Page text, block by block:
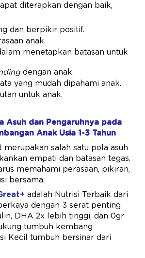
diterapkan dengan baik,
dan berpikir positif.
anak.
menetapkan batasan untuk
dengan anak.
yang mudah dipahami anak.
untuk anak.
Asuh dan Pengaruhnya pada
Anak Usia 1-3 Tahun
merupakan salah satu pola asuh
empati dan batasan tegas.
memahami perasaan, pikiran,
bersama.
adalah Nutrisi Terbaik dari
dengan 3 serat penting
DHA 2x ​lebih tinggi, dan 0gr
tumbuh kembang
Kecil tumbuh bersinar dari